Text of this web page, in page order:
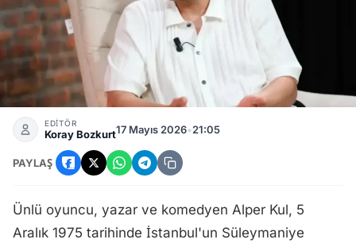
Alper Kul Kimdir? Oyuncu ve Yazarın Sanat Hayatı ve
EDİTÖR
Koray Bozkurt17 Mayıs 2026•21:05
PAYLAŞ
Ünlü oyuncu, yazar ve komedyen Alper Kul, 5
Aralık 1975 tarihinde İstanbul'un Süleymaniye